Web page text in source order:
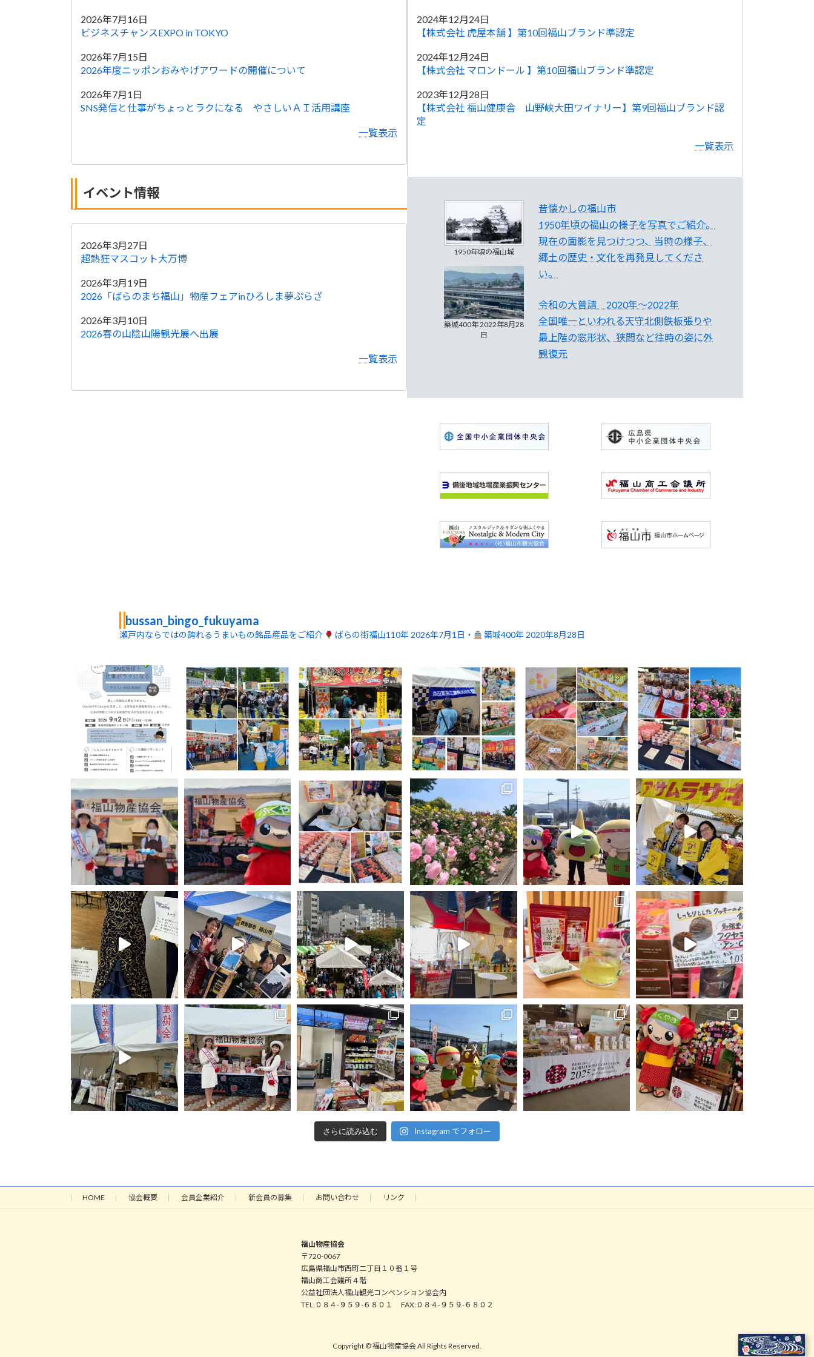
2026年7月16日
ビジネスチャンスEXPO in TOKYO
2026年7月15日
2026年度ニッポンおみやげアワードの開催について
2026年7月1日
SNS発信と仕事がちょっとラクになる やさしいＡＩ活用講座
一覧表示
2024年12月24日
【株式会社 虎屋本舗 】第10回福山ブランド準認定
2024年12月24日
【株式会社 マロンドール 】第10回福山ブランド準認定
2023年12月28日
【株式会社 福山健康舎 山野峡大田ワイナリー】第9回福山ブランド認
定
一覧表示
イベント情報
2026年3月27日
超熱狂マスコット大万博
2026年3月19日
2026「ばらのまち福山」物産フェアinひろしま夢ぷらざ
2026年3月10日
2026春の山陰山陽観光展へ出展
一覧表示
1950年頃の福山城
築城400年 2022年8月28
日
昔懐かしの福山市
1950年頃の福山の様子を写真でご紹介。
現在の面影を見つけつつ、当時の様子、
郷土の歴史・文化を再発見してくださ
い。
令和の大普請 2020年～2022年
全国唯一といわれる天守北側鉄板張りや
最上階の窓形状、狭間など往時の姿に外
観復元
bussan_bingo_fukuyama
瀬戸内ならではの誇れるうまいもの銘品産品をご紹介 ばらの街福山110年 2026年7月1日・ 築城400年 2020年8月28日
さらに読み込む Instagram でフォロー
HOME 協会概要 会員企業紹介 新会員の募集 お問い合わせ リンク
福山物産協会
〒720-0067
広島県福山市西町二丁目１０番１号
福山商工会議所４階
公益社団法人福山観光コンベンション協会内
TEL:０８４-９５９-６８０１ FAX:０８４-９５９-６８０２
Copyright © 福山物産協会 All Rights Reserved.